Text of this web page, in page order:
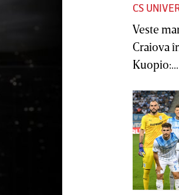
CS
Veste
Craiova
Kuopio:...